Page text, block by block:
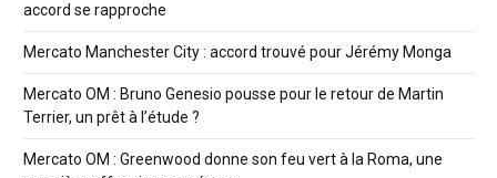
accord se rapproche
Mercato Manchester City : accord trouvé pour Jérémy Monga
Mercato OM : Bruno Genesio pousse pour le retour de Martin
Terrier, un prêt à l’étude ?
Mercato OM : Greenwood donne son feu vert à la Roma, une